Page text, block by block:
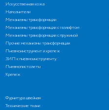
Искусственная кожа
Наполнители
Механизмы трансформации
Механизмы трансформации с газлифтом
Механизмы трансформации с пружиной
Прочие механизмы трансформации
Пневмоинструмент и крепеж
ЗИП к пневмоинструменту
Пневмопистолеты
Крепеж
Фурнитура швейная
Технические ткани